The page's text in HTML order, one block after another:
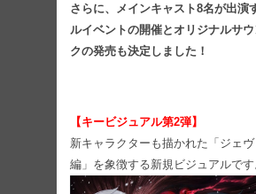
さらに、メインキャスト8名が出演
ルイベントの開催とオリジナルサ
クの発売も決定しました！
【キービジュアル第2弾】
新キャラクターも描かれた「ジェ
編」を象徴する新規ビジュアルです